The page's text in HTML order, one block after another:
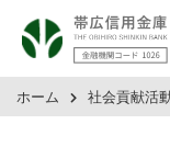
ホーム 社会貢献活